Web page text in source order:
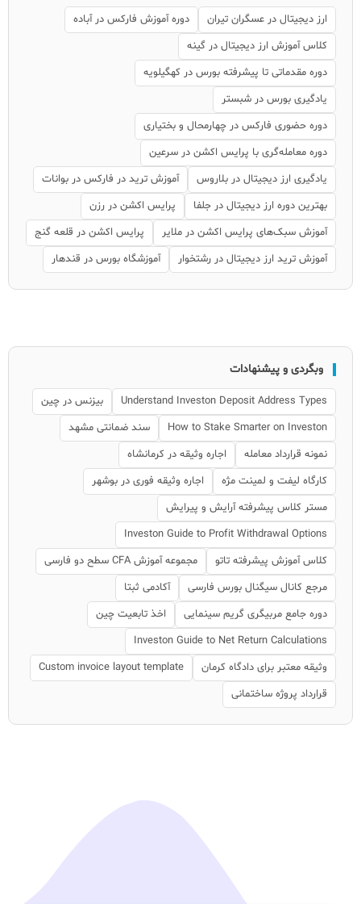
ارز دیجیتال در عسگران تیران
دوره آموزش فارکس در آباده
کلاس آموزش ارز دیجیتال در گینه
دوره مقدماتی تا پیشرفته بورس در کهگیلویه
یادگیری بورس در شبستر
دوره حضوری فارکس در چهارمحال و بختیاری
دوره معامله‌گری با پرایس اکشن در سرعین
یادگیری ارز دیجیتال در بلاروس
آموزش ترید در فارکس در بوانات
بهترین دوره ارز دیجیتال در جلفا
پرایس اکشن در رزن
آموزش سبک‌های پرایس اکشن در ملایر
پرایس اکشن در قلعه گنج
آموزش ترید ارز دیجیتال در رشتخوار
آموزشگاه بورس در قندهار
وبگردی و پیشنهادات
Understand Investon Deposit Address Types
بیزنس در چین
How to Stake Smarter on Investon
سند ضمانتی مشهد
نمونه قرارداد معامله
اجاره وثیقه در کرمانشاه
کارگاه لیفت و لمینت مژه
اجاره وثیقه فوری در بوشهر
مستر کلاس پیشرفته آرایش و پیرایش
Investon Guide to Profit Withdrawal Options
کلاس آموزش پیشرفته تاتو
مجموعه آموزش CFA سطح دو فارسی
مرجع کانال سیگنال بورس فارسی
آکادمی ثبتا
دوره جامع مربیگری گریم سینمایی
اخذ تابعیت چین
Investon Guide to Net Return Calculations
وثیقه معتبر برای دادگاه کرمان
Custom invoice layout template
قرارداد پروژه ساختمانی